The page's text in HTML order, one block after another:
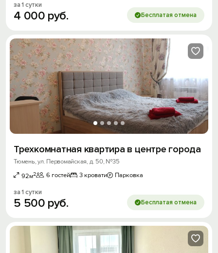
за 1 сутки
4 000 руб. Бесплатая отмена
Трехкомнатная квартира в центре города
Тюмень, ул. Первомайская, д. 50, №35
92м2 6 гостей 3 кровати Парковка
за 1 сутки
5 500 руб. Бесплатая отмена